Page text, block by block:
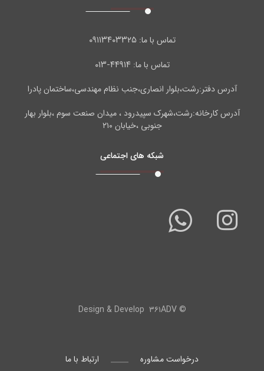
تماس با ما:۰۹۱۱۳۴۰۳۳۲۵
تماس با ما: ۴۴۹۱۴-۰۱۳
آدرس دفتر:رشت،بلوار انصاری،جنب نظام مهندسی،ساختمان پادرا
آدرس کارخانه:رشت،شهرک سپیدرود ، میدان صنعت سوم ،بلوار بهار
جنوبی ،خیابان ۲۱۰
شبکه های اجتماعی
© Design & Develop۳۶۱ADV
ارتباط با ما درخواست مشاوره